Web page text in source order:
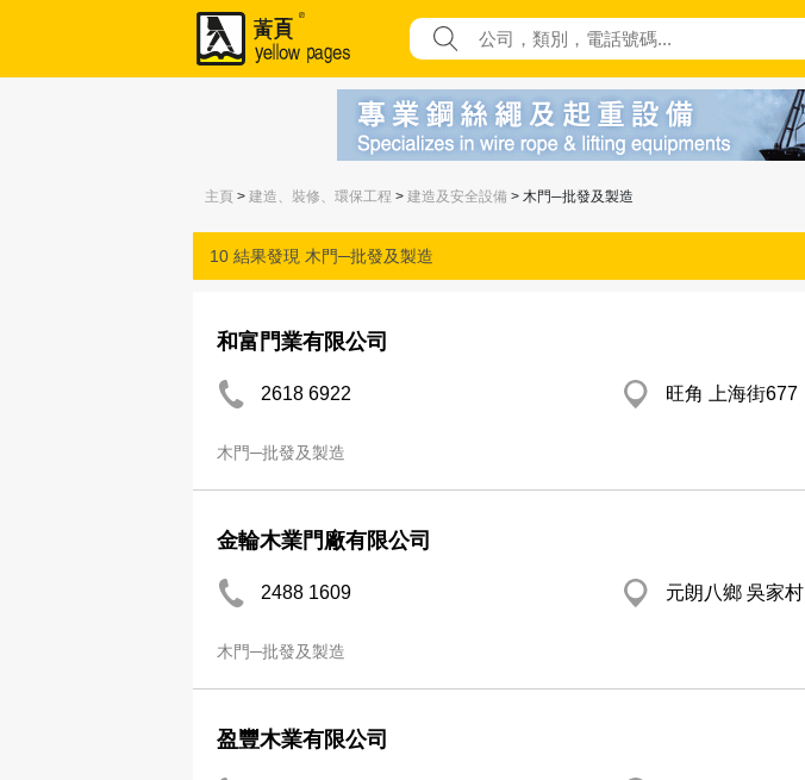
主頁 > 建造、裝修、環保工程 > 建造及安全設備 > 木門─批發及製造
10 結果發現 木門─批發及製造
和富門業有限公司
2618 6922 旺角 上海街677
木門─批發及製造
金輪木業門廠有限公司
2488 1609 元朗八鄉 吳家村
木門─批發及製造
盈豐木業有限公司